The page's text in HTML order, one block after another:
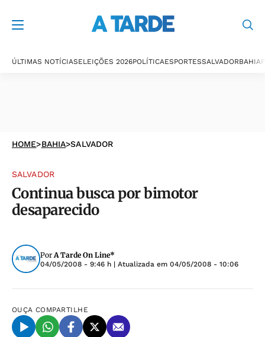
ÚLTIMAS NOTÍCIASELEIÇÕES 2026POLÍTICAESPORTESSALVADORBAHIA
HOME>BAHIA>SALVADOR
SALVADOR
Continua busca por bimotor
desaparecido
PorA Tarde On Line*
04/05/2008 - 9:46 h | Atualizada em 04/05/2008 - 10:06
OUÇA COMPARTILHE